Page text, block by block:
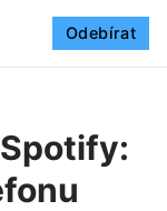
Odebírat